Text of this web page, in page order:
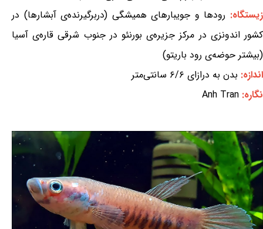
زیستگاه: رودها و جویبارهای همیشگی (دربرگیرنده‌ی آبشارها) در
کشور اندونزی در مرکز جزیره‌ی بورنئو در جنوب شرقی قاره‌ی آسیا
(بیشتر حوضه‌ی رود باریتو)
اندازه: بدن به درازای ۶/۶ سانتی‌متر
نگاره: Anh Tran